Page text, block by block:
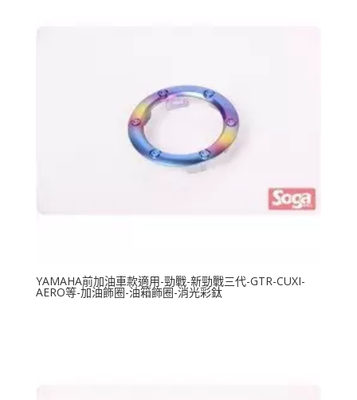
YAMAHA前加油車款適用-勁戰-新勁戰三代-GTR-CUXI-
AERO等-加油飾圈-油箱飾圈-消光彩鈦